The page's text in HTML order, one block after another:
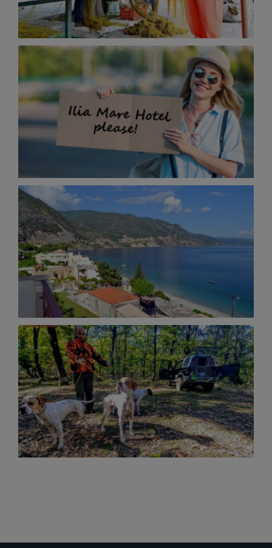
Activities
Πως θα έρθετε στο Ξενοδοχείο
Το Χωριό Ήλια
Location
Κυνήγι στη Βόρεια Εύβοια
Activities